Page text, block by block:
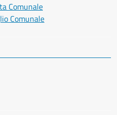
Comunale
Comunale